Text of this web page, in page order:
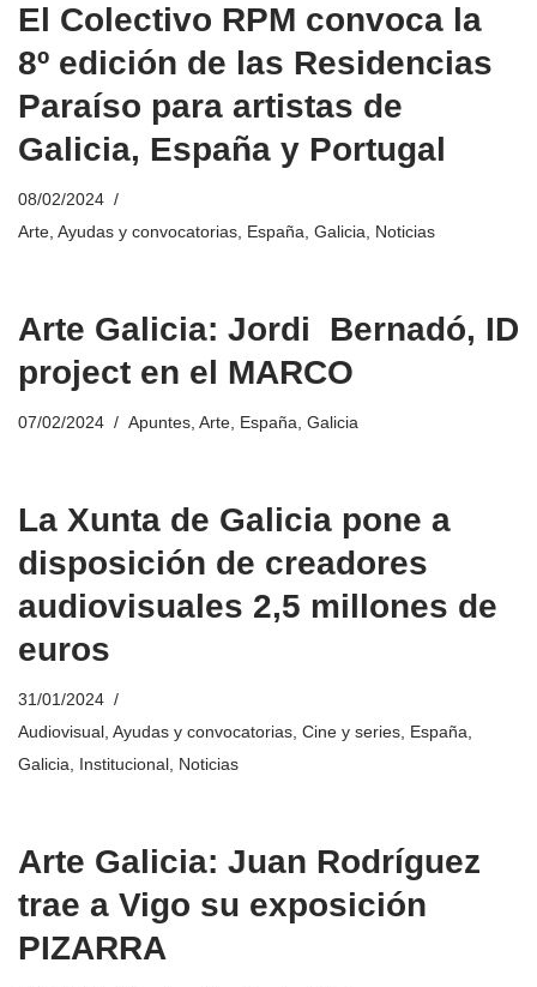
El Colectivo RPM convoca la
8º edición de las Residencias
Paraíso para artistas de
Galicia, España y Portugal
08/02/2024
Arte, Ayudas y convocatorias, España, Galicia, Noticias
Arte Galicia: Jordi Bernadó, ID
project en el MARCO
07/02/2024 Apuntes, Arte, España, Galicia
La Xunta de Galicia pone a
disposición de creadores
audiovisuales 2,5 millones de
euros
31/01/2024
Audiovisual, Ayudas y convocatorias, Cine y series, España,
Galicia, Institucional, Noticias
Arte Galicia: Juan Rodríguez
trae a Vigo su exposición
PIZARRA